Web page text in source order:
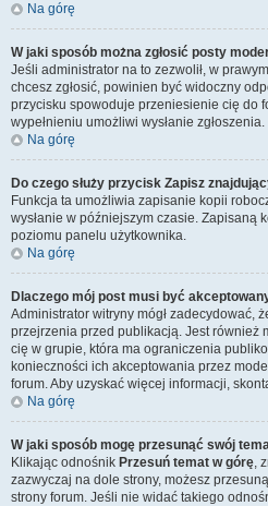
Na górę
W jaki sposób można zgłosić posty
Jeśli administrator na to zezwolił, w
chcesz zgłosić, powinien być widoczny
przycisku spowoduje przeniesienie cię do
wypełnieniu umożliwi wysłanie zgłoszenia.
Na górę
Do czego służy przycisk Zapisz
Funkcja ta umożliwia zapisanie kopii
wysłanie w późniejszym czasie. Zapisaną
poziomu panelu użytkownika.
Na górę
Dlaczego mój post musi być
Administrator witryny mógł zadecydować,
przejrzenia przed publikacją. Jest również
cię w grupie, która ma ograniczenia
konieczności ich akceptowania przez
forum. Aby uzyskać więcej informacji,
Na górę
W jaki sposób mogę przesunąć swój
Klikając odnośnik Przesuń temat w górę,
zazwyczaj na dole strony, możesz
strony forum. Jeśli nie widać takiego